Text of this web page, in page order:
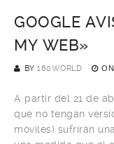
GOOGLE
MY WEB»
BY 160WORLD ON
A partir del 21 de
que no tengan
móviles) sufrirán